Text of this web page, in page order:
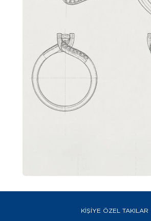
KİŞİYE ÖZEL TAKILAR